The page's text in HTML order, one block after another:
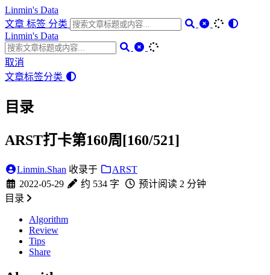
Linmin's Data
文章 标签 分类
Linmin's Data
取消
文章标签分类
目录
ARST打卡第160周[160/521]
Linmin.Shan 收录于
ARST
2022-05-29
约 534 字
预计阅读 2 分钟
目录
Algorithm
Review
Tips
Share